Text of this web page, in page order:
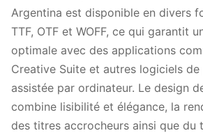
Argentina est disponible en divers
TTF, OTF et WOFF, ce qui garantit
optimale avec des applications
Creative Suite et autres logiciels
assistée par ordinateur. Le design
combine lisibilité et élégance, la
des titres accrocheurs ainsi que du